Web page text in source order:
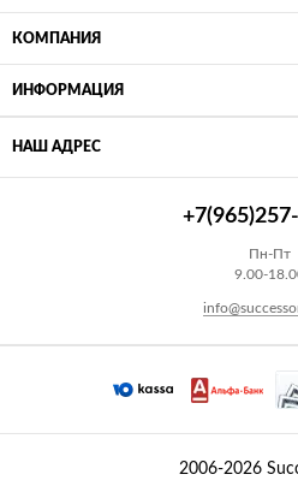
КОМПАНИЯ
ИНФОРМАЦИЯ
НАШ АДРЕС
Пн-Пт
9.00-
2006-2026